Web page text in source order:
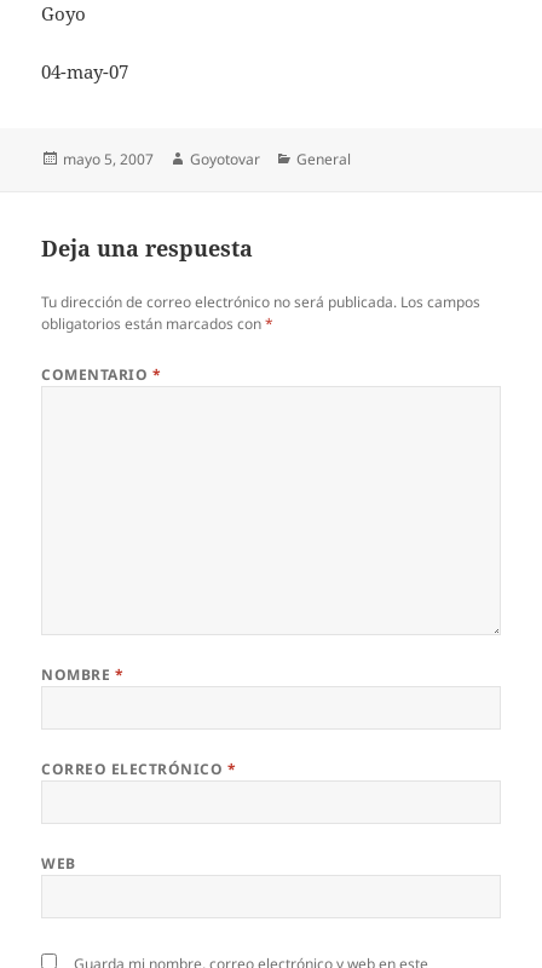
Goyo
04-may-07
Publicado
mayo 5, 2007 Autor
Goyotovar Categorías
General
Deja una respuesta
Tu dirección de correo electrónico no será publicada. Los campos
obligatorios están marcados con*
COMENTARIO *
NOMBRE *
CORREO ELECTRÓNICO *
WEB
Guarda mi nombre, correo electrónico y web en este